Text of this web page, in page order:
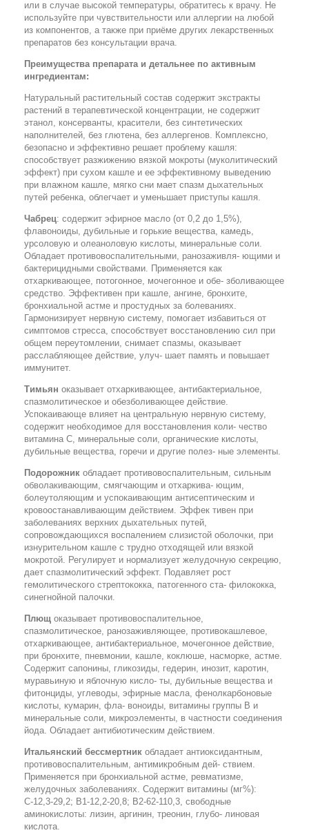
или в случае высокой температуры, обратитесь к врачу. Не
используйте при чувствительности или аллергии на любой
из компонентов, а также при приёме других лекарственных
препаратов без консультации врача.
Преимущества препарата и детальнее по активным
ингредиентам:
Натуральный растительный состав содержит экстракты
растений в терапевтической концентрации, не содержит
этанол, консерванты, красители, без синтетических
наполнителей, без глютена, без аллергенов. Комплексно,
безопасно и эффективно решает проблему кашля:
способствует разжижению вязкой мокроты (муколитический
эффект) при сухом кашле и ее эффективному выведению
при влажном кашле, мягко сни мает спазм дыхательных
путей ребенка, облегчает и уменьшает приступы кашля.
Чабрец: содержит эфирное масло (от 0,2 до 1,5%),
флавоноиды, дубильные и горькие вещества, камедь,
урсоловую и олеаноловую кислоты, минеральные соли.
Обладает противовоспалительными, ранозаживля- ющими и
бактерицидными свойствами. Применяется как
отхаркивающее, потогонное, мочегонное и обе- зболивающее
средство. Эффективен при кашле, ангине, бронхите,
бронхиальной астме и простудных за болеваниях.
Гармонизирует нервную систему, помогает избавиться от
симптомов стресса, способствует восстановлению сил при
общем переутомлении, снимает спазмы, оказывает
расслабляющее действие, улуч- шает память и повышает
иммунитет.
Тимьян оказывает отхаркивающее, антибактериальное,
спазмолитическое и обезболивающее действие.
Успокаивающе влияет на центральную нервную систему,
содержит необходимое для восстановления коли- чество
витамина С, минеральные соли, органические кислоты,
дубильные вещества, горечи и другие полез- ные элементы.
Подорожник обладает противовоспалительным, сильным
обволакивающим, смягчающим и отхаркива- ющим,
болеутоляющим и успокаивающим антисептическим и
кровоостанавливающим действием. Эффек тивен при
заболеваниях верхних дыхательных путей,
сопровождающихся воспалением слизистой оболочки, при
изнурительном кашле с трудно отходящей или вязкой
мокротой. Регулирует и нормализует желудочную секрецию,
дает спазмолитический эффект. Подавляет рост
гемолитического стрептококка, патогенного ста- филококка,
синегнойной палочки.
Плющ оказывает противовоспалительное,
спазмолитическое, ранозаживляющее, противокашлевое,
отхаркивающее, антибактериальное, мочегонное действие,
при бронхите, пневмонии, кашле, коклюше, насморке, астме.
Содержит сапонины, гликозиды, гедерин, инозит, каротин,
муравьиную и яблочную кисло- ты, дубильные вещества и
фитонциды, углеводы, эфирные масла, фенолкарбоновые
кислоты, кумарин, фла- воноиды, витамины группы В и
минеральные соли, микроэлементы, в частности соединения
йода. Обладает антибиотическим действием.
Итальянский бессмертник обладает антиоксидантным,
противовоспалительным, антимикробным дей- ствием.
Применяется при бронхиальной астме, ревматизме,
желудочных заболеваниях. Содержит витамины (мг%):
С-12,3-29,2; B1-12,2-20,8; B2-62-110,3, свободные
аминокислоты: лизин, аргинин, треонин, глубо- линовая
кислота.